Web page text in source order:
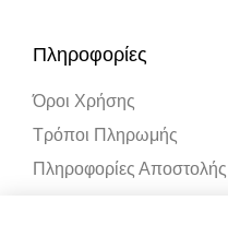
Πληροφορίες
Όροι Χρήσης
Τρόποι Πληρωμής
Πληροφορίες Αποστολής